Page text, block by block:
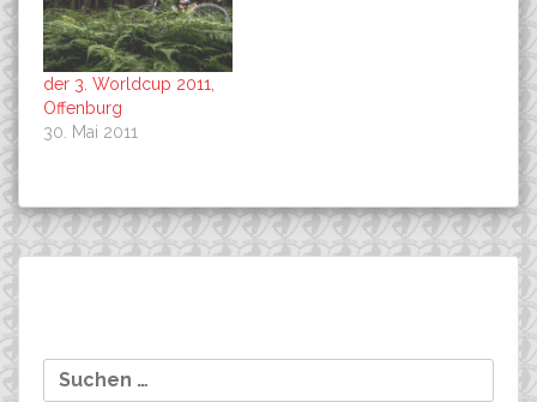
der 3. Worldcup 2011,
Offenburg
30. Mai 2011